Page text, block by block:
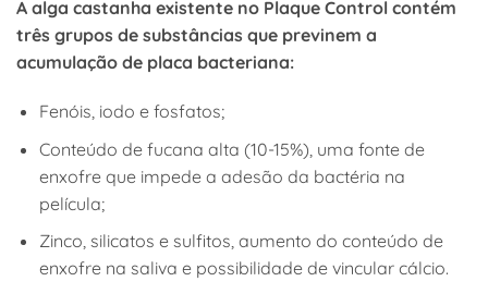
A alga castanha existente no Plaque Control contém
três grupos de substâncias que previnem a
acumulação de placa bacteriana:
Fenóis, iodo e fosfatos;
Conteúdo de fucana alta (10-15%), uma fonte de
enxofre que impede a adesão da bactéria na
película;
Zinco, silicatos e sulfitos, aumento do conteúdo de
enxofre na saliva e possibilidade de vincular cálcio.